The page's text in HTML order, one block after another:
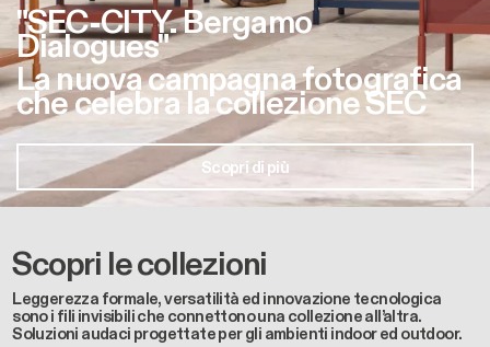
"SEC-CITY. Bergamo
Dialogues"
La nuova campagna fotografica
che celebra la collezione SEC
Scopri di più
Scopri le collezioni
Leggerezza formale, versatilità ed innovazione tecnologica
sono i fili invisibili che connettono una collezione all’altra.
Soluzioni audaci progettate per gli ambienti indoor ed outdoor.